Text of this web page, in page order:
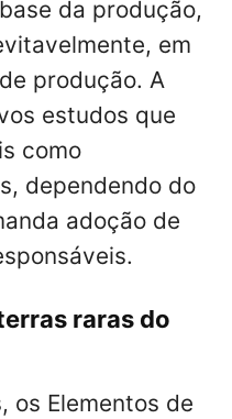
da produção,
em
produção. A
estudos que
como
dependendo do
adoção de
raras do
os Elementos de